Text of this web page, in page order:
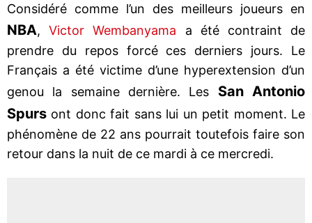
Considéré comme l’un des meilleurs joueurs en
NBA,Victor Wembanyama a été contraint de
prendre du repos forcé ces derniers jours. Le
Français a été victime d’une hyperextension d’un
genou la semaine dernière. Les San Antonio
Spurs ont donc fait sans lui un petit moment. Le
phénomène de 22 ans pourrait toutefois faire son
retour dans la nuit de ce mardi à ce mercredi.